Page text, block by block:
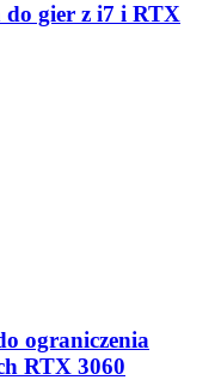
do gier z i7 i RTX
ograniczenia
RTX 3060